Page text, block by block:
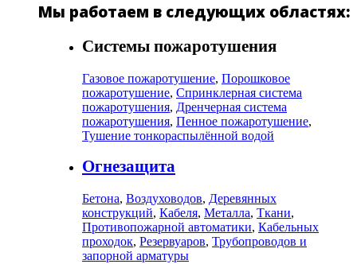
Мы работаем в следующих областях:
Системы пожаротушения
Газовое пожаротушение, Порошковое
пожаротушение, Спринклерная система
пожаротушения, Дренчерная система
пожаротушения, Пенное пожаротушение,
Тушение тонкораспылённой водой
Огнезащита
Бетона, Воздуховодов, Деревянных
конструкций, Кабеля, Металла, Ткани,
Противопожарной автоматики, Кабельных
проходок, Резервуаров, Трубопроводов и
запорной арматуры